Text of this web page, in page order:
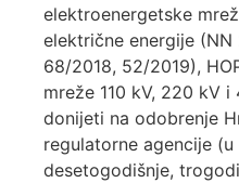
elektroenergetske
električne energije
68/2018, 52/2019),
mreže 110 kV, 220 kV
donijeti na odobrenje
regulatorne agencije
desetogodišnje,